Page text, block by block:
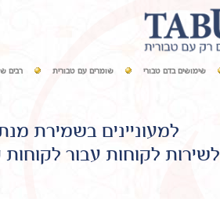
שימושים בדם טבורי שומרים עם טבורית רבים
למעוניינים בשמירת
לשירות לקוחות עבור לקוחות